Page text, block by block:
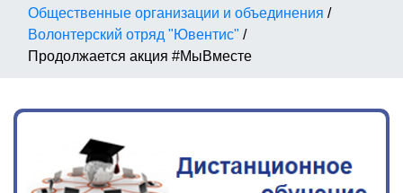
Общественные организации и объединения /
Волонтерский отряд "Ювентис" /
Продолжается акция #МыВместе